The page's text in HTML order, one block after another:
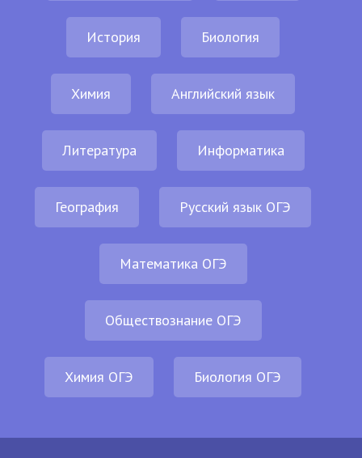
История Биология
Химия Английский язык
Литература Информатика
География Русский язык ОГЭ
Математика ОГЭ
Обществознание ОГЭ
Химия ОГЭ Биология ОГЭ